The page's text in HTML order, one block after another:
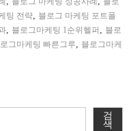
팅 전략, 블로그 마케팅 포트폴
, 블로그마케팅 1순위헬퍼 , 블로
그마케팅 빠른그루, 블로그마케
검
색